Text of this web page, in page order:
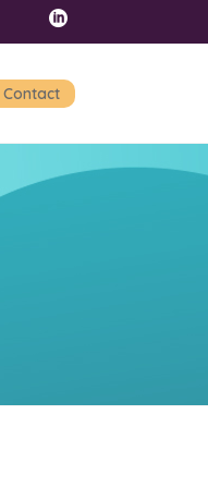
Contact